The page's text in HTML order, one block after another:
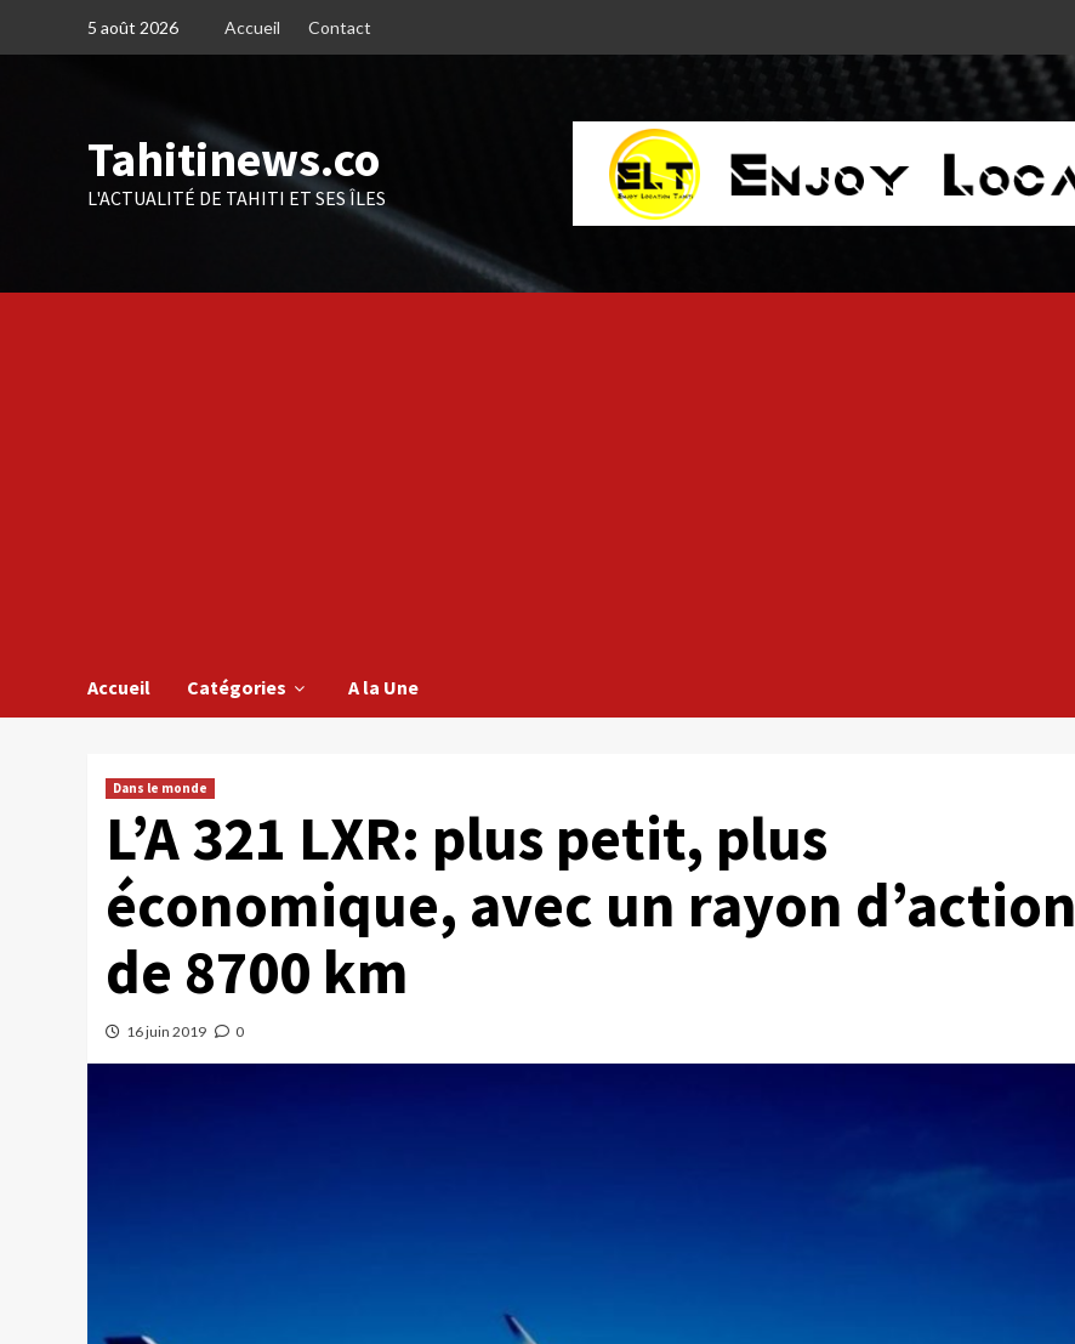
5 août 2026 Accueil Contact
Tahitinews.co
L'ACTUALITÉ DE TAHITI ET SES ÎLES
Accueil Catégories A la Une
Dans le monde
L’A 321 LXR: plus petit, plus
économique, avec un rayon d’action
de 8700 km
16 juin 2019 0